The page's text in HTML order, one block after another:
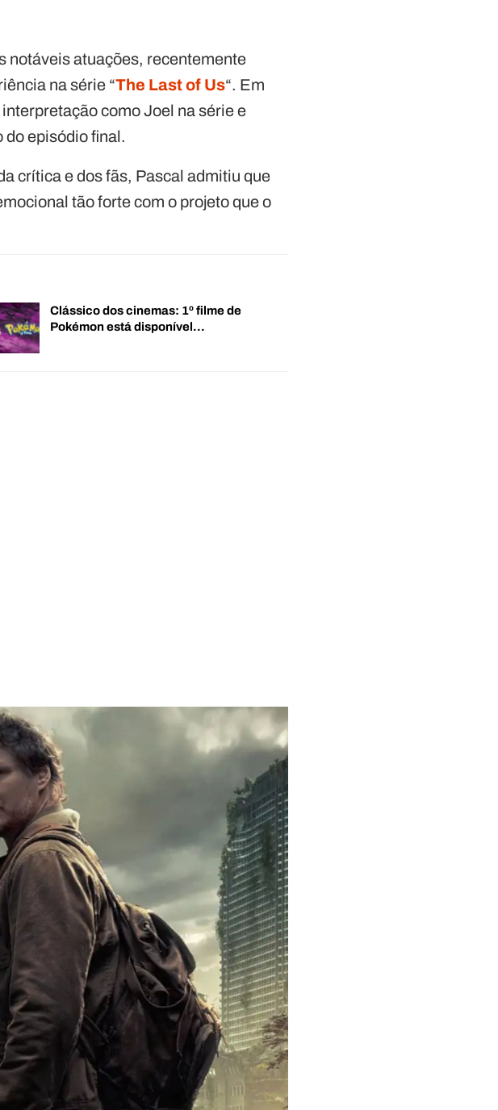
notáveis atuações, recentemente
na série “The Last of Us“. Em
como Joel na série e
do episódio final.
crítica e dos fãs, Pascal admitiu que
tão forte com o projeto que o
Clássico dos cinemas: 1º filme de
Pokémon está disponível…